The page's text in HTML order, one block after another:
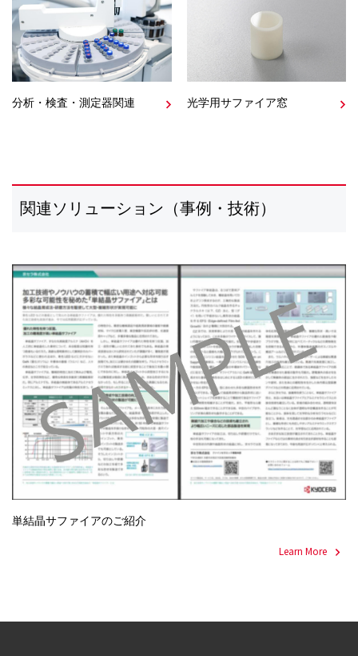
分析・検査・測定器関連 光学用サファイア窓
関連ソリューション（事例・技術）
単結晶サファイアのご紹介
Learn More